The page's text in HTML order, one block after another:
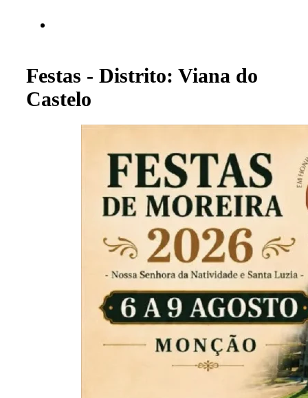
Festas - Distrito: Viana do
Castelo